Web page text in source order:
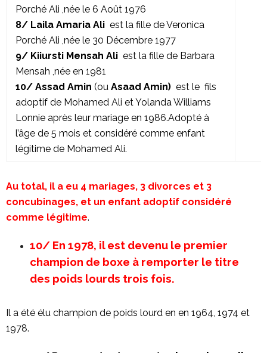
Porché Ali ,née le 6 Août 1976
8/ Laila Amaria Ali est la fille de Veronica
Porché Ali ,née le 30 Décembre 1977
9/ Kiiursti Mensah Ali est la fille de Barbara
Mensah ,née en 1981
10/ Assad Amin (ou Asaad Amin) est le fils
adoptif de Mohamed Ali et Yolanda Williams
Lonnie après leur mariage en 1986.Adopté à
l’âge de 5 mois et considéré comme enfant
légitime de Mohamed Ali.
Au total, il a eu 4 mariages, 3 divorces et 3
concubinages, et un enfant adoptif considéré
comme légitime.
10/ En 1978, il est devenu le premier
champion de boxe à remporter le titre
des poids lourds trois fois.
Il a été élu champion de poids lourd en en 1964, 1974 et
1978.